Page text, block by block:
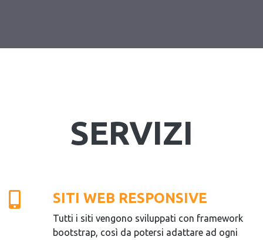
SERVIZI
SITI WEB RESPONSIVE
Tutti i siti vengono sviluppati con framework
bootstrap, così da potersi adattare ad ogni